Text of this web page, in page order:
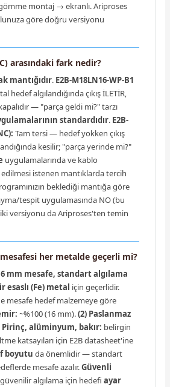
montaj → ekranlı. Ariproses
göre doğru versiyonu
arasındaki fark nedir?
mantığıdır. E2B-M18LN16-WP-B1
hedef algılandığında çıkış İLETİR,
— "parça geldi mi?" tarzı
standardıdır. E2B-
Tam tersi — hedef yokken çıkış
kesilir; "parça yerinde mi?"
uygulamalarında ve kablo
edilmesi istenen mantıklarda tercih
beklediği mantığa göre
tespit uygulamasında NO (bu
iki versiyonu da Ariproses'ten temin
her metalde geçerli mi?
mm mesafe, standart algılama
(Fe) metal için geçerlidir.
mesafe hedef malzemeye göre
~%100 (16 mm).(2) Paslanmaz
Pirinç, alüminyum, bakır: belirgin
katsayıları için E2B datasheet'ine
boyutu da önemlidir — standart
mesafe azalır.Güvenli
algılama için hedefi ayar